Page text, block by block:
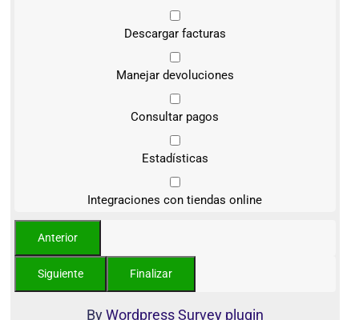
Descargar facturas
Manejar devoluciones
Consultar pagos
Estadísticas
Integraciones con tiendas online
ByWordpress Survey plugin